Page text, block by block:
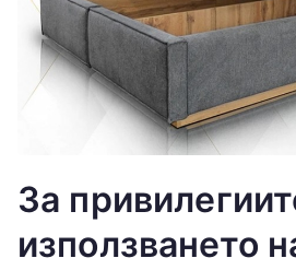
За
използването